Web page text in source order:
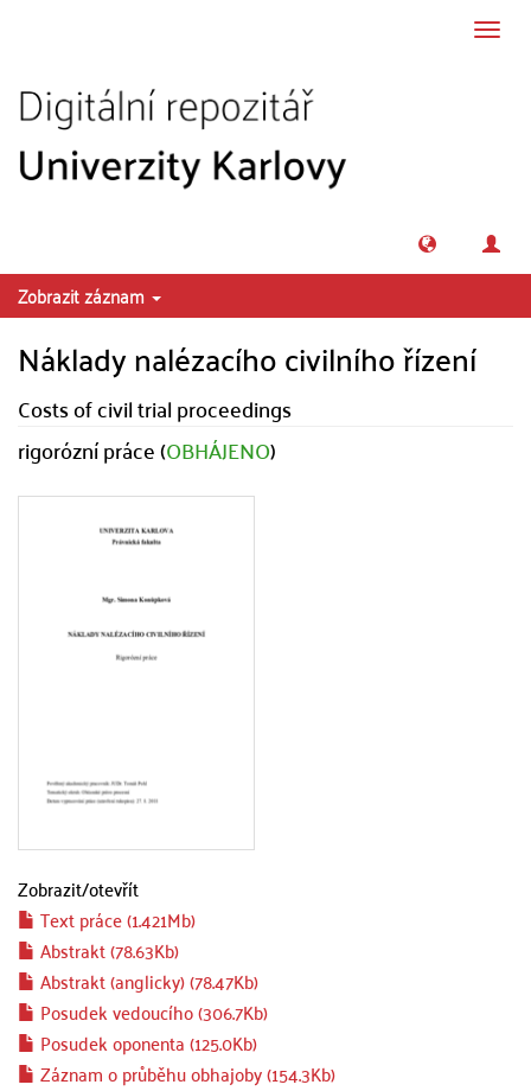
Zobrazit záznam
Náklady nalézacího civilního řízení
Costs of civil trial proceedings
rigorózní práce (OBHÁJENO)
Zobrazit/otevřít
Text práce (1.421Mb)
Abstrakt (78.63Kb)
Abstrakt (anglicky) (78.47Kb)
Posudek vedoucího (306.7Kb)
Posudek oponenta (125.0Kb)
Záznam o průběhu obhajoby (154.3Kb)